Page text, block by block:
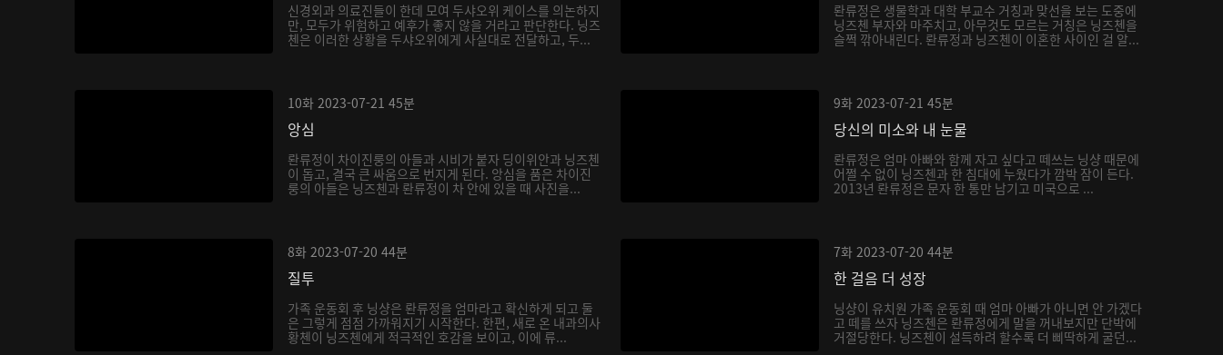
신경외과 의료진들이 한데 모여 두샤오위 케이스를 의논하지
만, 모두가 위험하고 예후가 좋지 않을 거라고 판단한다. 닝즈
첸은 이러한 상황을 두샤오위에게 사실대로 전달하고, 두...
롼류정은 생물학과 대학 부교수 거칭과 맞선을 보는 도중에
닝즈첸 부자와 마주치고, 아무것도 모르는 거칭은 닝즈첸을
슬쩍 깎아내린다. 롼류정과 닝즈첸이 이혼한 사이인 걸 알...
10화 2023-07-21 45분
앙심
롼류정이 차이진룽의 아들과 시비가 붙자 딩이위안과 닝즈첸
이 돕고, 결국 큰 싸움으로 번지게 된다. 앙심을 품은 차이진
룽의 아들은 닝즈첸과 롼류정이 차 안에 있을 때 사진을...
9화 2023-07-21 45분
당신의 미소와 내 눈물
롼류정은 엄마 아빠와 함께 자고 싶다고 떼쓰는 닝샹 때문에
어쩔 수 없이 닝즈첸과 한 침대에 누웠다가 깜박 잠이 든다.
2013년 롼류정은 문자 한 통만 남기고 미국으로 ...
8화 2023-07-20 44분
질투
가족 운동회 후 닝샹은 롼류정을 엄마라고 확신하게 되고 둘
은 그렇게 점점 가까워지기 시작한다. 한편, 새로 온 내과의사
황첸이 닝즈첸에게 적극적인 호감을 보이고, 이에 류...
7화 2023-07-20 44분
한 걸음 더 성장
닝샹이 유치원 가족 운동회 때 엄마 아빠가 아니면 안 가겠다
고 떼를 쓰자 닝즈첸은 롼류정에게 말을 꺼내보지만 단박에
거절당한다. 닝즈첸이 설득하려 할수록 더 삐딱하게 굴던...